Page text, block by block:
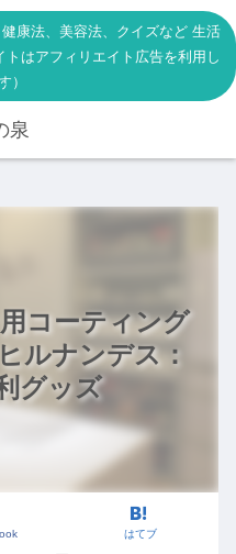
康法、美容法、クイズなど 生活
はアフィリエイト広告を利用し
）
泉
コーティング
ルナンデス：
グッズ
はてブ